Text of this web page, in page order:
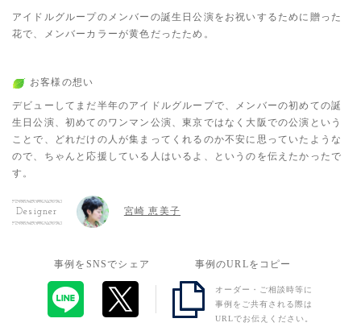
アイドルグループのメンバーの誕生日公演をお祝いするために贈った
花で、メンバーカラーが黄色だったため。
お客様の想い
デビューしてまだ半年のアイドルグループで、メンバーの初めての誕
生日公演、初めてのワンマン公演、東京ではなく大阪での公演という
ことで、どれだけの人が集まってくれるのか不安に思っていたような
ので、ちゃんと応援している人はいるよ、というのを伝えたかったで
す。
Designer 宮崎 恵美子
事例をSNSでシェア 事例のURLをコピー
オーダー・ご相談時等に
事例をご共有される際は
URLでお伝えください。